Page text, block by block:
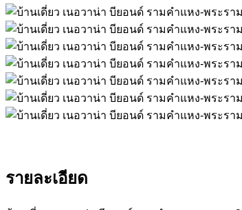
รายละเอียด